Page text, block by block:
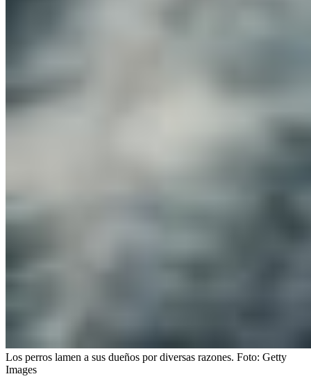
Los perros lamen a sus dueños por diversas razones. Foto: Getty
Images